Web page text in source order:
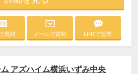
質問 メールで質問 LINEで質問
アズハイム横浜いずみ中央